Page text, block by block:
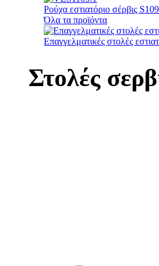
Ρούχα εστιατόριο σέρβις
Όλα τα προϊόντα
Επαγγελματικές στολές
Στολές